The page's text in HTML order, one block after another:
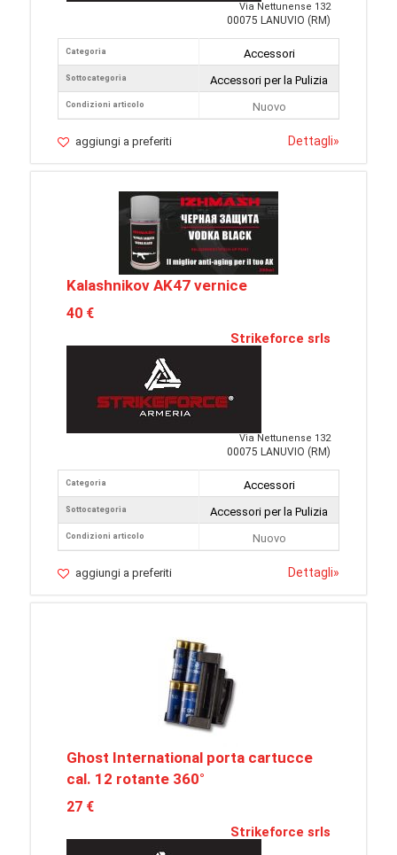
Via Nettunense 132
00075 LANUVIO (RM)
Categoria
Sottocategoria
Condizioni articolo
Accessori
Accessori per la Pulizia
Nuovo
aggiungi a preferiti Dettagli»
Kalashnikov AK47 vernice
40 €
Strikeforce srls
Via Nettunense 132
00075 LANUVIO (RM)
Categoria
Sottocategoria
Condizioni articolo
Accessori
Accessori per la Pulizia
Nuovo
aggiungi a preferiti Dettagli»
Ghost International porta cartucce
cal. 12 rotante 360°
27 €
Strikeforce srls